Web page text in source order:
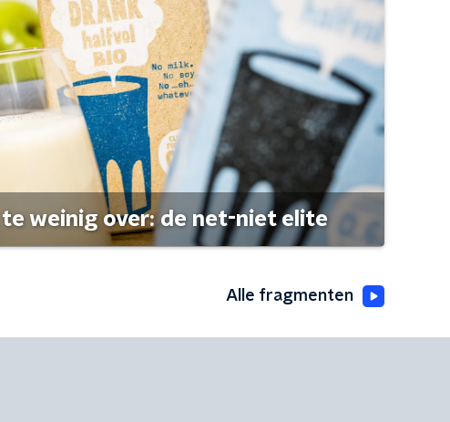
weinig over: de net-niet elite
Alle fragmenten